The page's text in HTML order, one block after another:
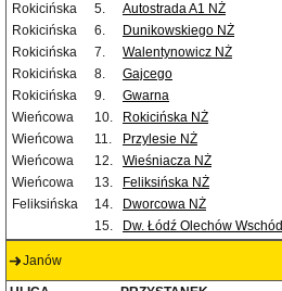
Rokicińska
5. Autostrada A1 NŻ
Rokicińska
6. Dunikowskiego NŻ
Rokicińska
7. Walentynowicz NŻ
Rokicińska
8. Gajcego
Rokicińska
9. Gwarna
Wieńcowa
10.
Rokicińska NŻ
Wieńcowa
11.
Przylesie NŻ
Wieńcowa
12.
Wieśniacza NŻ
Wieńcowa
13.
Feliksińska NŻ
Feliksińska
14.
Dworcowa NŻ
15.
Dw. Łódź Olechów Wschód
Janów